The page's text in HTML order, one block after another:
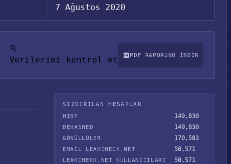
7 Ağustos 2020
Verilerimi kontrol et PDF RAPORUNU INDIR
SIZDIRILAN HESAPLAR
HIBP
149,830
DEHASHED 149,830
GÖNÜLLÜLER 170,583
EMAIL LEAKCHECK.NET 50,571
LEAKCHECK.NET KULLANICILARI 50,571